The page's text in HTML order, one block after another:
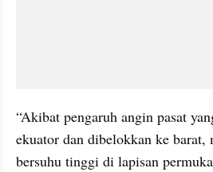
“Akibat pengaruh angin pasat
ekuator dan dibelokkan ke barat,
bersuhu tinggi di lapisan